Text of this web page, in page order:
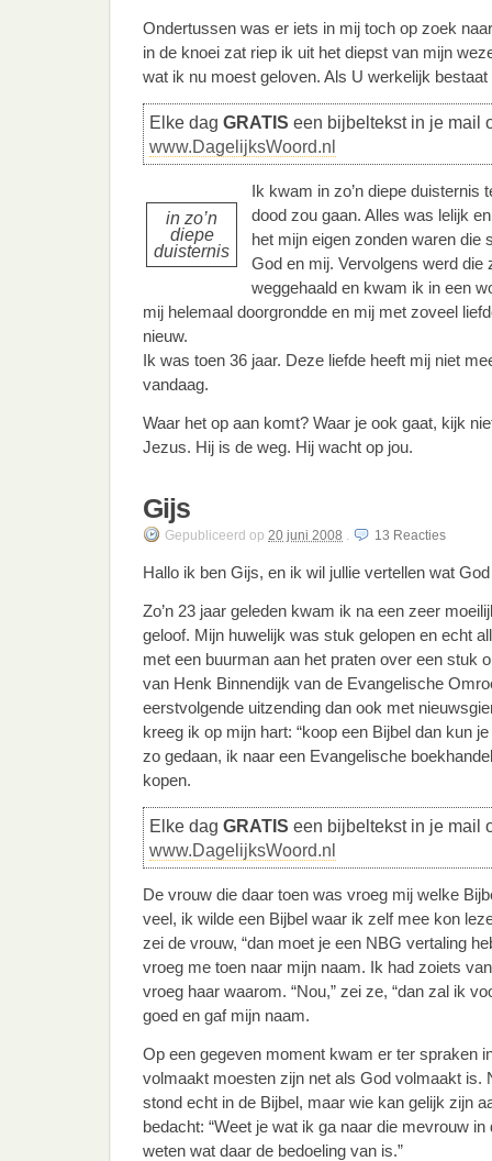
Ondertussen was er iets in mij toch op zoek
in de knoei zat riep ik uit het diepst van mijn
wat ik nu moest geloven. Als U werkelijk
Elke dag GRATIS een bijbeltekst in je mail
www.DagelijksWoord.nl
in zo’n
diepe
duisternis
Ik kwam in zo’n diepe duisternis
dood zou gaan. Alles was lelijk
het mijn eigen zonden waren die
God en mij. Vervolgens werd die
weggehaald en kwam ik in een
mij helemaal doorgrondde en mij met zoveel
nieuw.
Ik was toen 36 jaar. Deze liefde heeft mij niet
vandaag.
Waar het op aan komt? Waar je ook gaat, kijk
Jezus. Hij is de weg. Hij wacht op jou.
Gijs
Gepubliceerd op 20 juni 2008 . 13 Reacties
Hallo ik ben Gijs, en ik wil jullie vertellen wat
Zo’n 23 jaar geleden kwam ik na een zeer
geloof. Mijn huwelijk was stuk gelopen en echt
met een buurman aan het praten over een stuk
van Henk Binnendijk van de Evangelische
eerstvolgende uitzending dan ook met
kreeg ik op mijn hart: “koop een Bijbel dan kun
zo gedaan, ik naar een Evangelische
kopen.
Elke dag GRATIS een bijbeltekst in je mail
www.DagelijksWoord.nl
De vrouw die daar toen was vroeg mij welke
veel, ik wilde een Bijbel waar ik zelf mee kon
zei de vrouw, “dan moet je een NBG vertaling
vroeg me toen naar mijn naam. Ik had zoiets
vroeg haar waarom. “Nou,” zei ze, “dan zal ik
goed en gaf mijn naam.
Op een gegeven moment kwam er ter spraken
volmaakt moesten zijn net als God volmaakt is.
stond echt in de Bijbel, maar wie kan gelijk zijn
bedacht: “Weet je wat ik ga naar die mevrouw
weten wat daar de bedoeling van is.”